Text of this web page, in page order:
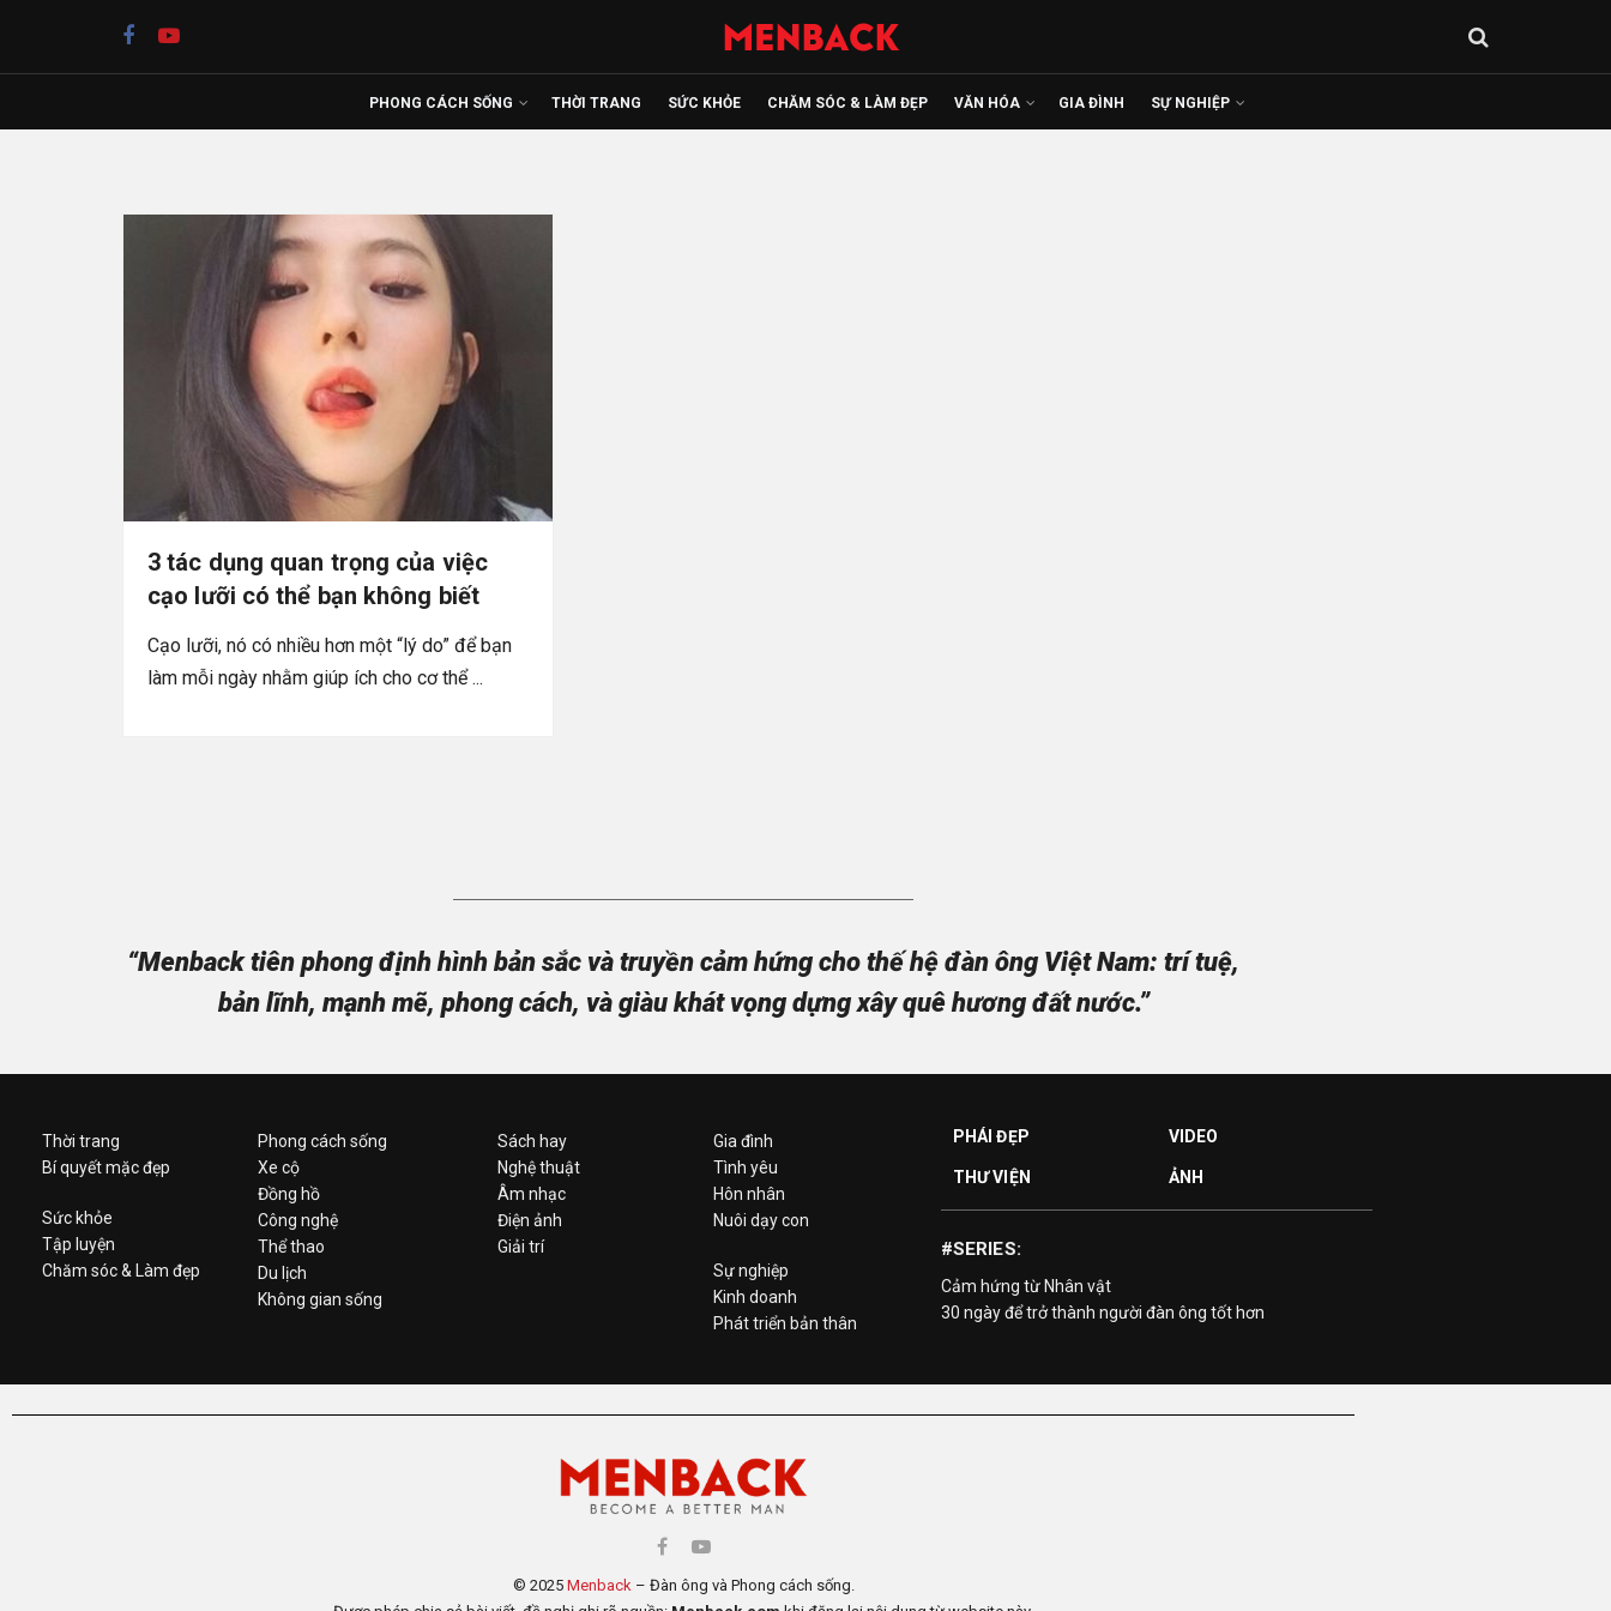
PHONG CÁCH SỐNG THỜI TRANG SỨC KHỎE CHĂM SÓC & LÀM ĐẸP VĂN HÓA GIA ĐÌNH SỰ NGHIỆP
3 tác dụng quan trọng của việc
cạo lưỡi có thể bạn không biết
Cạo lưỡi, nó có nhiều hơn một “lý do” để bạn
làm mỗi ngày nhằm giúp ích cho cơ thể ...
“Menback tiên phong định hình bản sắc và truyền cảm hứng cho thế hệ đàn ông Việt Nam: trí tuệ,
bản lĩnh, mạnh mẽ, phong cách, và giàu khát vọng dựng xây quê hương đất nước.”
Thời trang
Bí quyết mặc đẹp
Sức khỏe
Tập luyện
Chăm sóc & Làm đẹp
Phong cách sống
Xe cộ
Đồng hồ
Công nghệ
Thể thao
Du lịch
Không gian sống
Sách hay
Nghệ thuật
Âm nhạc
Điện ảnh
Giải trí
Gia đình
Tình yêu
Hôn nhân
Nuôi dạy con
Sự nghiệp
Kinh doanh
Phát triển bản thân
PHÁI ĐẸP
THƯ VIỆN
VIDEO
ẢNH
#SERIES:
Cảm hứng từ Nhân vật
30 ngày để trở thành người đàn ông tốt hơn
© 2025 Menback– Đàn ông và Phong cách sống.